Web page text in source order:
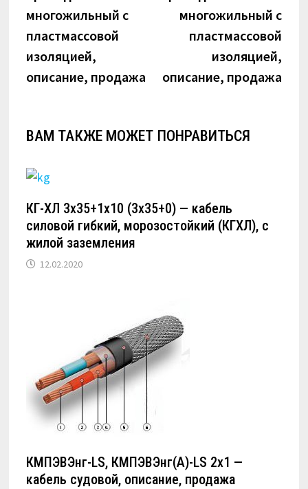
многожильный с
пластмассовой
изоляцией,
описание, продажа
многожильный с
пластмассовой
изоляцией,
описание, продажа
ВАМ ТАКЖЕ МОЖЕТ ПОНРАВИТЬСЯ
КГ-ХЛ 3х35+1х10 (3х35+0) — кабель
силовой гибкий, морозостойкий (КГХЛ), с
жилой заземления
12.02.2020
КМПЭВЭнг-LS, КМПЭВЭнг(А)-LS 2х1 —
кабель судовой, описание, продажа